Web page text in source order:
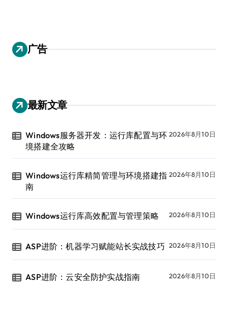
广告
最新文章
Windows服务器开发：运行库配置与环
境搭建全攻略
2026年8月10日
Windows运行库精简管理与环境搭建指
南
2026年8月10日
Windows运行库高效配置与管理策略 2026年8月10日
ASP进阶：机器学习赋能站长实战技巧 2026年8月10日
ASP进阶：云安全防护实战指南 2026年8月10日